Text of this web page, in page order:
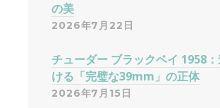
の美
2026年7月22日
チューダー ブラックベイ 1958
ける「完璧な39mm」の正体
2026年7月15日